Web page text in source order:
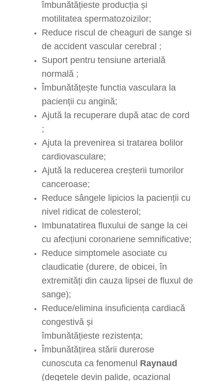
îmbunătățieste producția și
motilitatea spermatozoizilor;
Reduce riscul de cheaguri de sange si
de accident vascular cerebral ;
Suport pentru tensiune arterială
normală ;
Îmbunătățește functia vasculara la
pacienții cu angină;
Ajută la recuperare după atac de cord
;
Ajuta la prevenirea si tratarea bolilor
cardiovasculare;
Ajută la reducerea creșterii tumorilor
canceroase;
Reduce sângele lipicios la pacienții cu
nivel ridicat de colesterol;
Imbunatatirea fluxului de sange la cei
cu afecțiuni coronariene semnificative;
Reduce simptomele asociate cu
claudicatie (durere, de obicei, în
extremități din cauza lipsei de fluxul de
sange);
Reduce/elimina insuficiența cardiacă
congestivă și
îmbunătățieste rezistența;
Îmbunătățirea stării durerose
cunoscuta ca fenomenul Raynaud
(degetele devin palide, ocazional